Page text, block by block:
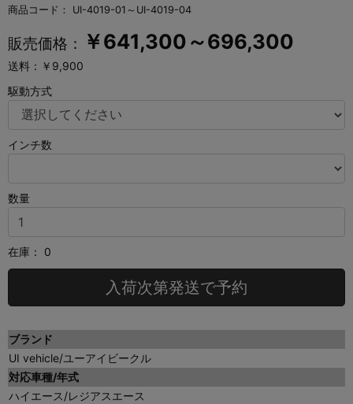
商品コード： UI-4019-01～UI-4019-04
販売価格： ￥641,300～696,300
送料：￥9,900
駆動方式
インチ数
数量
在庫： 0
入荷次第発送で予約
ブランド
UI vehicle/ユーアイビークル
対応車種/年式
ハイエース/レジアスエース